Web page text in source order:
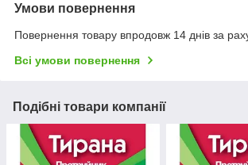
Умови повернення
Повернення товару впродовж 14 днів за
Всі умови повернення
Подібні товари компанії